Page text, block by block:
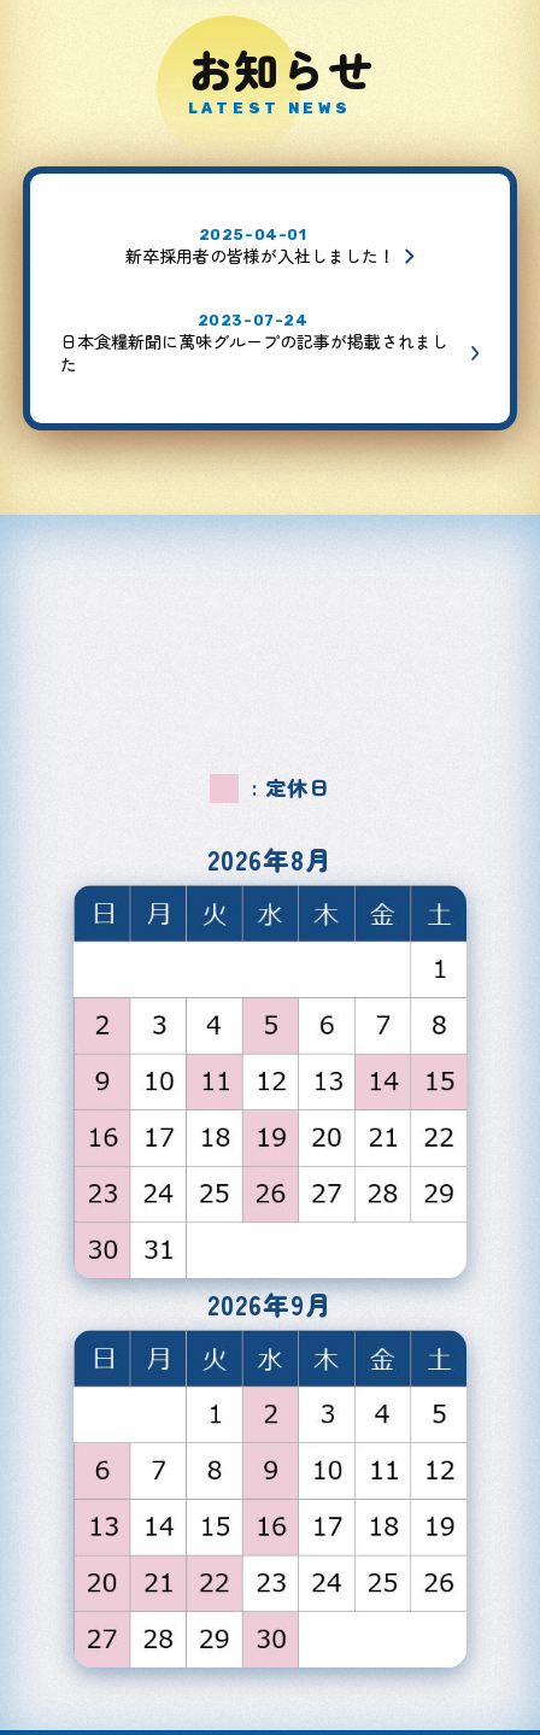
お知らせ
LATEST NEWS
2025-04-01
新卒採用者の皆様が入社しました！
2023-07-24
日本食糧新聞に萬味グループの記事が掲載されまし
た
: 定休日
2026年8月
2026年9月